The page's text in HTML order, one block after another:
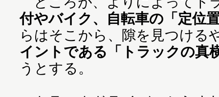
付やバイク、自転車の「定位
らはそこから、隙を見つける
イントである「トラックの真
うとする。